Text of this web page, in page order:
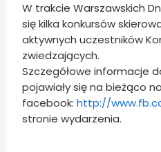
W trakcie Warszawskich
się kilka konkursów
aktywnych uczestników
zwiedzających.
Szczegółowe informacje
pojawiały się na bieżąco
facebook: http://
stronie wydarzenia.